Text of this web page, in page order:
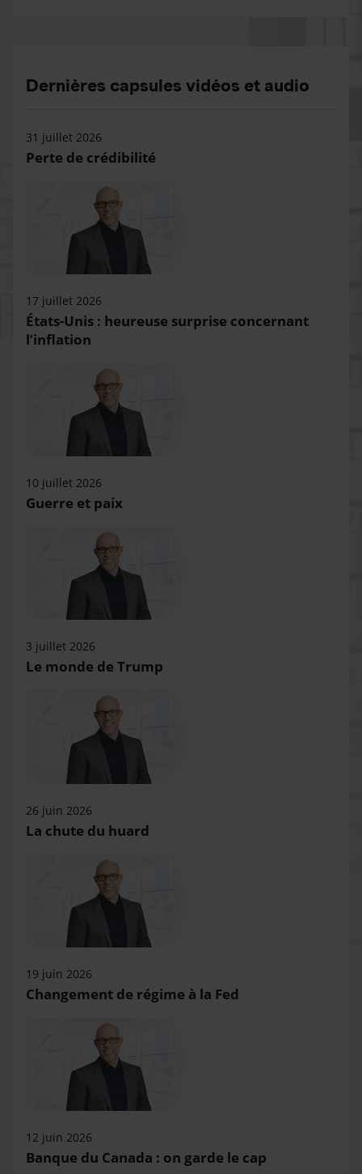
Dernières capsules vidéos et audio
31 juillet 2026
Perte de crédibilité
17 juillet 2026
États-Unis : heureuse surprise concernant
l’inflation
10 juillet 2026
Guerre et paix
3 juillet 2026
Le monde de Trump
26 juin 2026
La chute du huard
19 juin 2026
Changement de régime à la Fed
12 juin 2026
Banque du Canada : on garde le cap